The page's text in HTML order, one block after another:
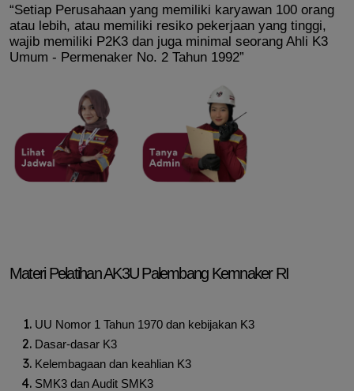
“Setiap Perusahaan yang memiliki karyawan 100 orang
atau lebih, atau memiliki resiko pekerjaan yang tinggi,
wajib memiliki P2K3 dan juga minimal seorang Ahli K3
Umum - Permenaker No. 2 Tahun 1992”
Materi Pelatihan AK3U Palembang Kemnaker RI
UU Nomor 1 Tahun 1970 dan kebijakan K3
Dasar-dasar K3
Kelembagaan dan keahlian K3
SMK3 dan Audit SMK3